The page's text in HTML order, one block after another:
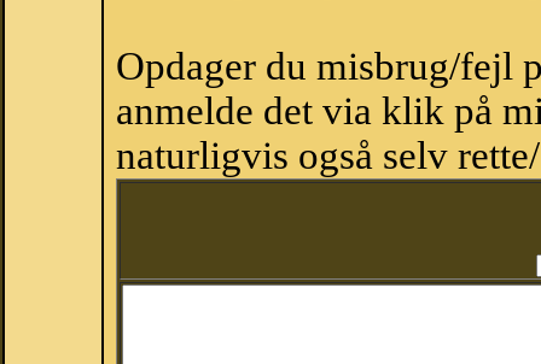
Opdager du misbrug/fejl
anmelde det via klik på
naturligvis også selv